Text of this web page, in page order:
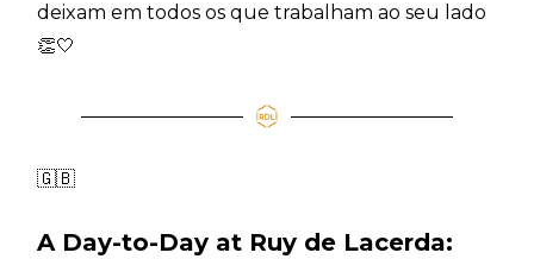
deixam em todos os que trabalham ao seu lado
👏🤍
🇬🇧
A Day-to-Day at Ruy de Lacerda: